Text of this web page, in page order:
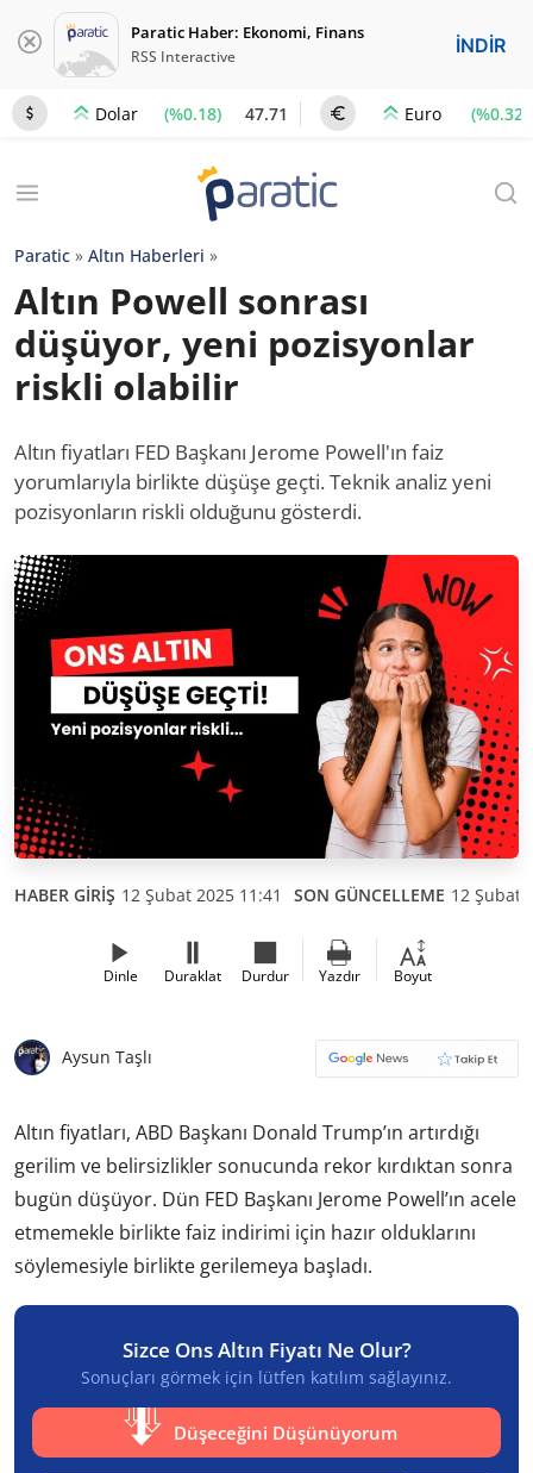
Paratic Haber: Ekonomi, Finans
RSS Interactive İNDİR
Dolar (%0.18) 47.71 Euro (%0.32)
Paratic » Altın Haberleri »
Altın Powell sonrası
düşüyor, yeni pozisyonlar
riskli olabilir
Altın fiyatları FED Başkanı Jerome Powell'ın faiz
yorumlarıyla birlikte düşüşe geçti. Teknik analiz yeni
pozisyonların riskli olduğunu gösterdi.
HABER GİRİŞ 12 Şubat 2025 11:41 SON GÜNCELLEME 12 Şubat
Dinle Duraklat Durdur Yazdır Boyut
Aysun Taşlı
Altın fiyatları, ABD Başkanı Donald Trump’ın artırdığı
gerilim ve belirsizlikler sonucunda rekor kırdıktan sonra
bugün düşüyor. Dün FED Başkanı Jerome Powell’ın acele
etmemekle birlikte faiz indirimi için hazır olduklarını
söylemesiyle birlikte gerilemeya başladı.
Sizce Ons Altın Fiyatı Ne Olur?
Sonuçları görmek için lütfen katılım sağlayınız.
Düşeceğini Düşünüyorum